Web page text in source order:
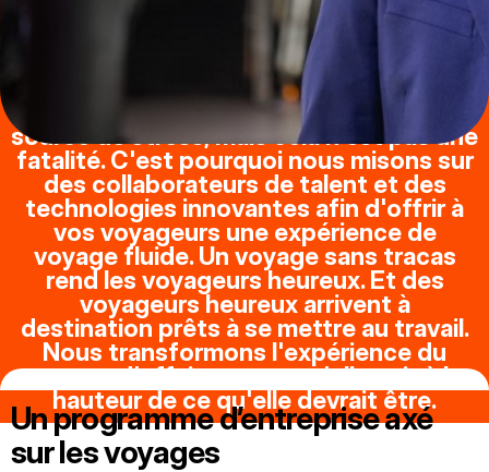
Les voyages d'affaires peuvent être
source de stress, mais cela n'est pas une
fatalité. C'est pourquoi nous misons sur
des collaborateurs de talent et des
technologies innovantes afin d'offrir à
vos voyageurs une expérience de
voyage fluide. Un voyage sans tracas
rend les voyageurs heureux. Et des
voyageurs heureux arrivent à
destination prêts à se mettre au travail.
Nous transformons l'expérience du
voyage d'affaires pour qu'elle soit à la
hauteur de ce qu'elle devrait être.
Un programme d’entreprise axé
sur les voyages